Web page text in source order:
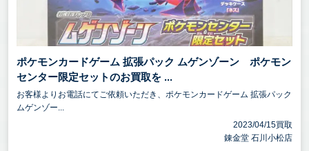
ポケモンカードゲーム 拡張パック ムゲンゾーン ポケモン
センター限定セットのお買取を ...
お客様よりお電話にてご依頼いただき、ポケモンカードゲーム 拡張パック
ムゲンゾー...
2023/04/15買取
錬金堂 石川小松店